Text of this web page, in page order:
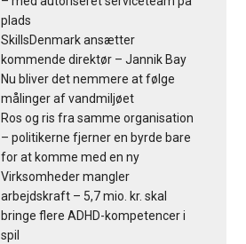
plads
SkillsDenmark ansætter
kommende direktør – Jannik Bay
Nu bliver det nemmere at følge
målinger af vandmiljøet
Ros og ris fra samme organisation
– politikerne fjerner en byrde bare
for at komme med en ny
Virksomheder mangler
arbejdskraft – 5,7 mio. kr. skal
bringe flere ADHD-kompetencer i
spil